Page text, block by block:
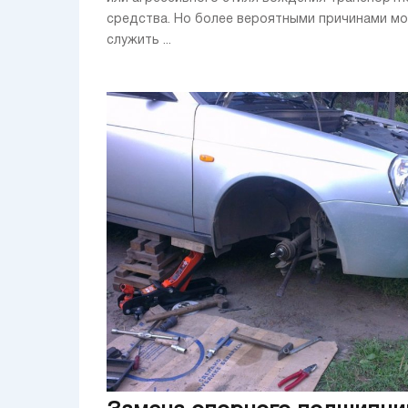
средства. Но более вероятными причинами
служить ...